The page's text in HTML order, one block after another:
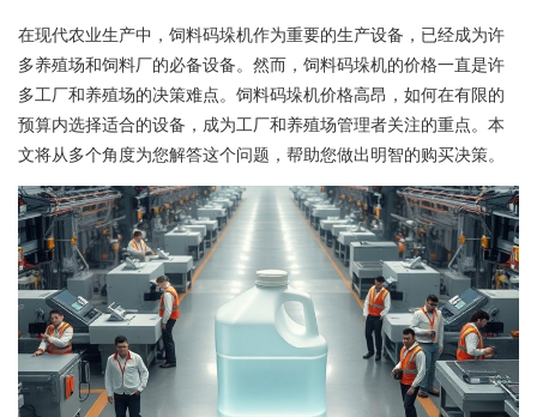
在现代农业生产中，饲料码垛机作为重要的生产设备，已经成为许
多养殖场和饲料厂的必备设备。然而，饲料码垛机的价格一直是许
多工厂和养殖场的决策难点。饲料码垛机价格高昂，如何在有限的
预算内选择适合的设备，成为工厂和养殖场管理者关注的重点。本
文将从多个角度为您解答这个问题，帮助您做出明智的购买决策。